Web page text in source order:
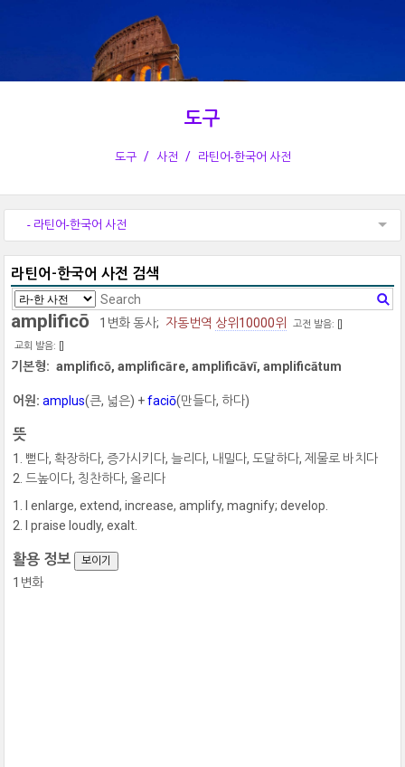
도구
도구 사전 라틴어-한국어 사전
- 라틴어-한국어 사전
라틴어-한국어 사전 검색
amplificō 1변화 동사; 자동번역 상위10000위 고전 발음: []
교회 발음: []
기본형: amplificō, amplificāre, amplificāvī, amplificātum
어원: amplus(큰, 넓은) +faciō(만들다, 하다)
뜻
뻗다, 확장하다, 증가시키다, 늘리다, 내밀다, 도달하다, 제물로 바치다
드높이다, 칭찬하다, 올리다
I enlarge, extend, increase, amplify, magnify; develop.
I praise loudly, exalt.
활용 정보 보이기
1변화